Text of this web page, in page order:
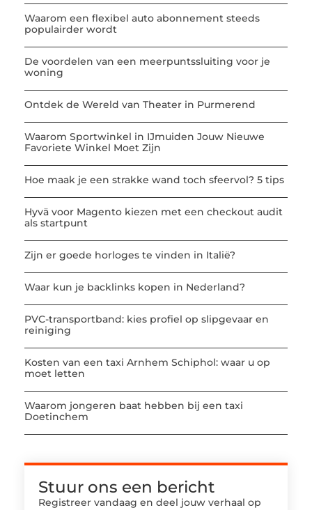
Waarom een flexibel auto abonnement steeds
populairder wordt
De voordelen van een meerpuntssluiting voor je
woning
Ontdek de Wereld van Theater in Purmerend
Waarom Sportwinkel in IJmuiden Jouw Nieuwe
Favoriete Winkel Moet Zijn
Hoe maak je een strakke wand toch sfeervol? 5 tips
Hyvä voor Magento kiezen met een checkout audit
als startpunt
Zijn er goede horloges te vinden in Italië?
Waar kun je backlinks kopen in Nederland?
PVC-transportband: kies profiel op slipgevaar en
reiniging
Kosten van een taxi Arnhem Schiphol: waar u op
moet letten
Waarom jongeren baat hebben bij een taxi
Doetinchem
Stuur ons een bericht
Registreer vandaag en deel jouw verhaal op